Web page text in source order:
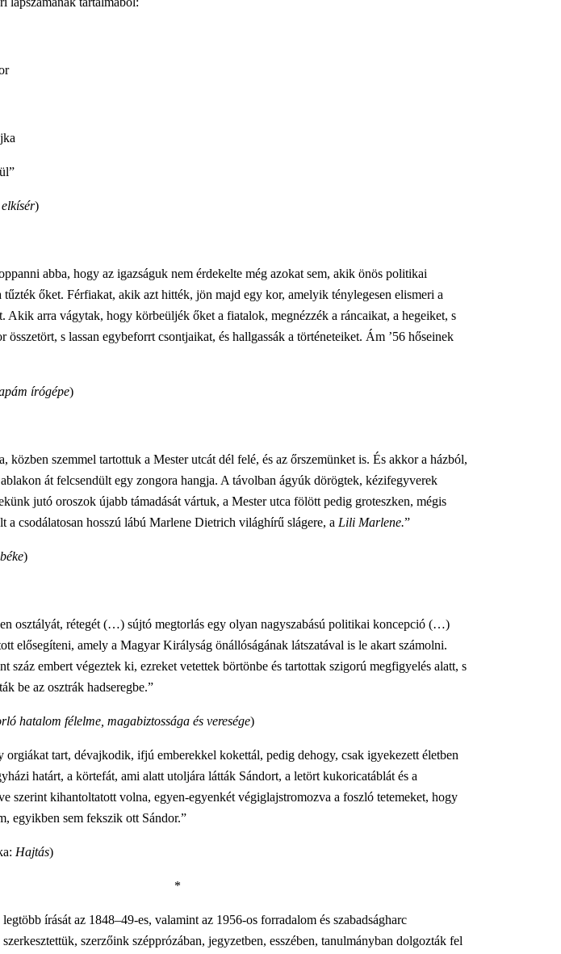
)
abba, hogy az igazságuk nem érdekelte még azokat sem, akik önös politikai
tűzték őket. Férfiakat, akik azt hitték, jön majd egy kor, amelyik ténylegesen elismeri a
Akik arra vágytak, hogy körbeüljék őket a fiatalok, megnézzék a ráncaikat, a hegeiket, s
összetört, s lassan egybeforrt csontjaikat, és hallgassák a történeteiket. Ám ’56 hőseinek
írógépe)
közben szemmel tartottuk a Mester utcát dél felé, és az őrszemünket is. És akkor a házból,
át felcsendült egy zongora hangja. A távolban ágyúk dörögtek, kézifegyverek
jutó oroszok újabb támadását vártuk, a Mester utca fölött pedig groteszken, mégis
a csodálatosan hosszú lábú Marlene Dietrich világhírű slágere, a Lili Marlene.”
)
osztályát, rétegét (…) sújtó megtorlás egy olyan nagyszabású politikai koncepció (…)
elősegíteni, amely a Magyar Királyság önállóságának látszatával is le akart számolni.
száz embert végeztek ki, ezreket vetettek börtönbe és tartottak szigorú megfigyelés alatt, s
be az osztrák hadseregbe.”
hatalom félelme, magabiztossága és veresége)
orgiákat tart, dévajkodik, ifjú emberekkel kokettál, pedig dehogy, csak igyekezett életben
határt, a körtefát, ami alatt utoljára látták Sándort, a letört kukoricatáblát és a
szerint kihantoltatott volna, egyen-egyenkét végiglajstromozva a foszló tetemeket, hogy
egyikben sem fekszik ott Sándor.”
Hajtás)
*
írását az 1848–49-es, valamint az 1956-os forradalom és szabadságharc
szerzőink szépprózában, jegyzetben, esszében, tanulmányban dolgozták fel